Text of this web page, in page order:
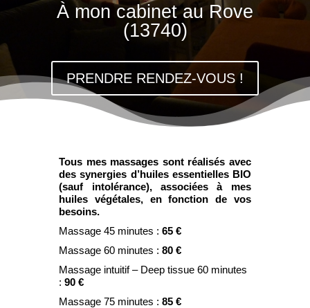
À mon cabinet au Rove
(13740)
PRENDRE RENDEZ-VOUS !
Tous mes massages sont réalisés avec
des synergies d’huiles essentielles BIO
(sauf intolérance), associées à mes
huiles végétales, en fonction de vos
besoins.
Massage 45 minutes :65 €
Massage 60 minutes : 80 €
Massage intuitif – Deep tissue 60 minutes
:90 €
Massage 75 minutes :85 €